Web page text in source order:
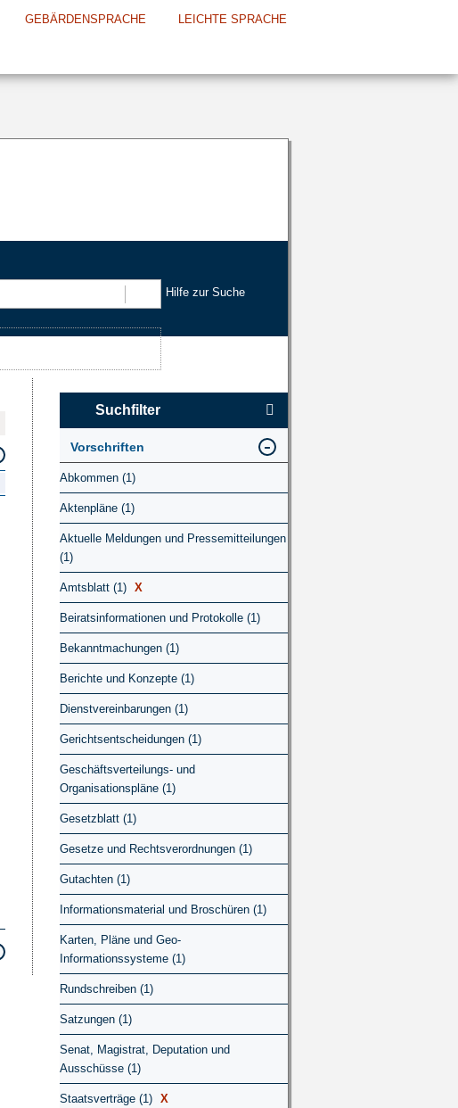
GEBÄRDENSPRACHE LEICHTE SPRACHE
Hilfe zur Suche
Suchfilter
Vorschriften
Abkommen (1)
Aktenpläne (1)
Aktuelle Meldungen und Pressemitteilungen
(1)
Amtsblatt (1) X
Beiratsinformationen und Protokolle (1)
Bekanntmachungen (1)
Berichte und Konzepte (1)
Dienstvereinbarungen (1)
Gerichtsentscheidungen (1)
Geschäftsverteilungs- und
Organisationspläne (1)
Gesetzblatt (1)
Gesetze und Rechtsverordnungen (1)
Gutachten (1)
Informationsmaterial und Broschüren (1)
Karten, Pläne und Geo-
Informationssysteme (1)
Rundschreiben (1)
Satzungen (1)
Senat, Magistrat, Deputation und
Ausschüsse (1)
Staatsverträge (1) X